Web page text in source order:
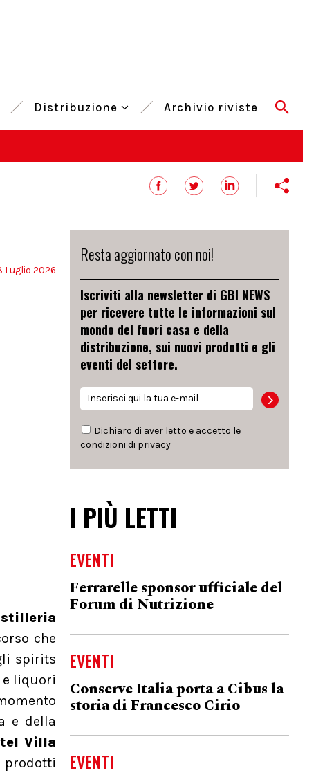
Distribuzione Archivio riviste
Luglio 2026
che
spirits
e liquori
e della
Villa
Resta aggiornato con noi!
Iscriviti alla newsletter di GBI NEWS
per ricevere tutte le informazioni sul
mondo del fuori casa e della
distribuzione, sui nuovi prodotti e gli
eventi del settore.
Dichiaro di aver letto e accetto le
condizioni di privacy
I PIÙ LETTI
EVENTI
Ferrarelle sponsor ufficiale del
Forum di Nutrizione
EVENTI
Conserve Italia porta a Cibus la
storia di Francesco Cirio
EVENTI